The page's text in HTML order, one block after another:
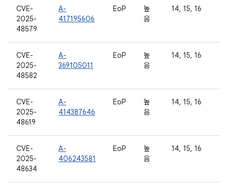
CVE-
2025-
48579
A-
417195606
EoP
높
음
14, 15, 16
CVE-
2025-
48582
A-
369105011
EoP
높
음
14, 15, 16
CVE-
2025-
48619
A-
414387646
EoP
높
음
14, 15, 16
CVE-
2025-
48634
A-
406243581
EoP
높
음
14, 15, 16